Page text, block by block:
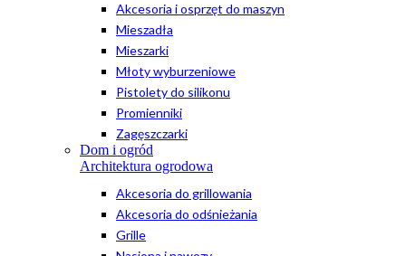
Akcesoria i osprzęt do maszyn
Mieszadła
Mieszarki
Młoty wyburzeniowe
Pistolety do silikonu
Promienniki
Zagęszczarki
Dom i ogród
Architektura ogrodowa
Akcesoria do grillowania
Akcesoria do odśnieżania
Grille